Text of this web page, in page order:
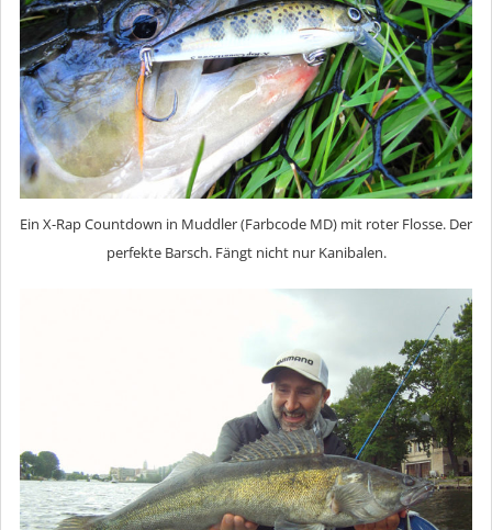
Ein X-Rap Countdown in Muddler (Farbcode MD) mit roter Flosse. Der
perfekte Barsch. Fängt nicht nur Kanibalen.